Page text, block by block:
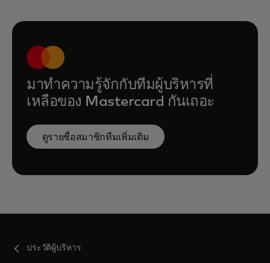
มาทำความรู้จักกับทีมผู้บริหารที่
เหลือของ Mastercard กันเถอะ
ดูรายชื่อสมาชิกทีมเพิ่มเติม
ประวัติผู้บริหาร